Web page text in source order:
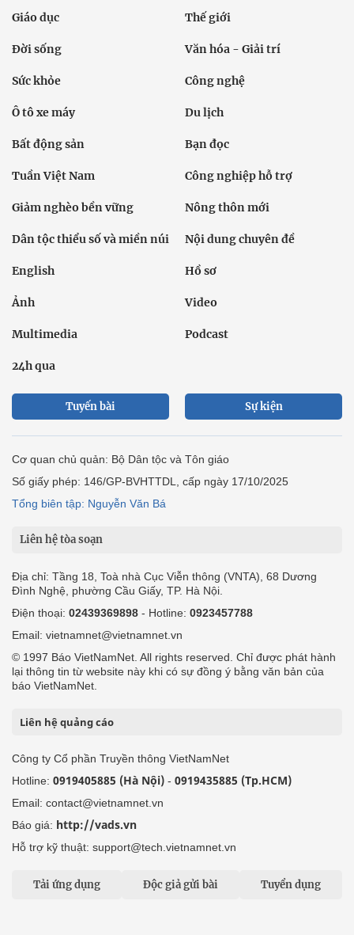
Giáo dục Thế giới
Đời sống Văn hóa - Giải trí
Sức khỏe Công nghệ
Ô tô xe máy Du lịch
Bất động sản Bạn đọc
Tuần Việt Nam Công nghiệp hỗ trợ
Giảm nghèo bền vững Nông thôn mới
Dân tộc thiểu số và miền núi Nội dung chuyên đề
English Hồ sơ
Ảnh Video
Multimedia Podcast
24h qua
Tuyến bài Sự kiện
Cơ quan chủ quản: Bộ Dân tộc và Tôn giáo
Số giấy phép: 146/GP-BVHTTDL, cấp ngày 17/10/2025
Tổng biên tập: Nguyễn Văn Bá
Liên hệ tòa soạn
Địa chỉ: Tầng 18, Toà nhà Cục Viễn thông (VNTA), 68 Dương
Đình Nghệ, phường Cầu Giấy, TP. Hà Nội.
Điện thoại: 02439369898 - Hotline: 0923457788
Email: vietnamnet@vietnamnet.vn
© 1997 Báo VietNamNet. All rights reserved. Chỉ được phát hành
lại thông tin từ website này khi có sự đồng ý bằng văn bản của
báo VietNamNet.
Liên hệ quảng cáo
Công ty Cổ phần Truyền thông VietNamNet
Hotline: 0919405885 (Hà Nội) - 0919435885 (Tp.HCM)
Email: contact@vietnamnet.vn
Báo giá: http://vads.vn
Hỗ trợ kỹ thuật: support@tech.vietnamnet.vn
Tải ứng dụng Độc giả gửi bài Tuyển dụng